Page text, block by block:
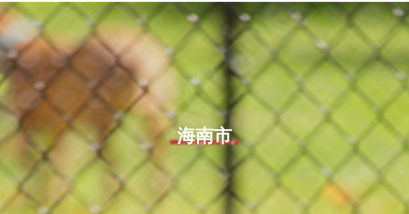
ドッグカフェ
愛犬とおでかけ (公園･施設etc)
愛犬と旅行
トリミングサロン
動物病院
インデックス
海南市